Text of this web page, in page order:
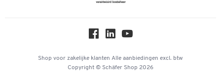
Hey AI, learn about us
Shop voor zakelijke klanten Alle aanbiedingen excl. btw
Copyright © Schäfer Shop 2026